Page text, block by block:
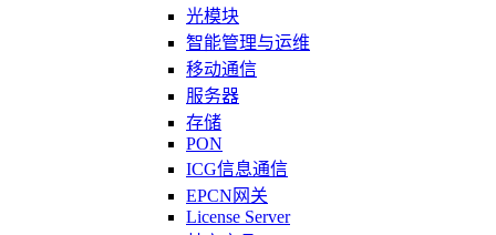
光模块
智能管理与运维
移动通信
服务器
存储
PON
ICG信息通信
EPCN网关
License Server